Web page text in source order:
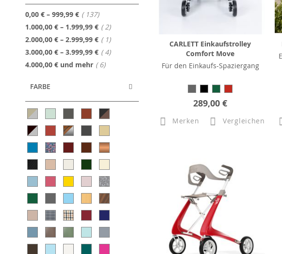
CARLETT Einkaufstrolley
Comfort Move
Für den Einkaufs-Spaziergang
289,00 €
Merken Vergleichen
0,00 € – 999,99 € 137Artikel
1.000,00 € – 1.999,99 € 2Artikel
2.000,00 € – 2.999,99 € 1Artikel
3.000,00 € – 3.999,99 € 4Artikel
4.000,00 € und mehr 6Artikel
FARBE